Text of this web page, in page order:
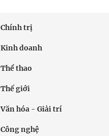
Chính trị
Kinh doanh
Thể thao
Thế giới
Văn hóa - Giải trí
Công nghệ